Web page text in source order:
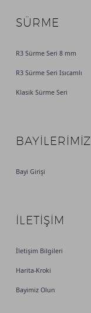
SÜRME
R3 Sürme Seri 8 mm
R3 Sürme Seri Isıcamlı
Klasik Sürme Seri
BAYILERIMIZ
Bayi Girişi
İLETİŞİM
İletişim Bilgileri
Harita-Kroki
Bayimiz Olun